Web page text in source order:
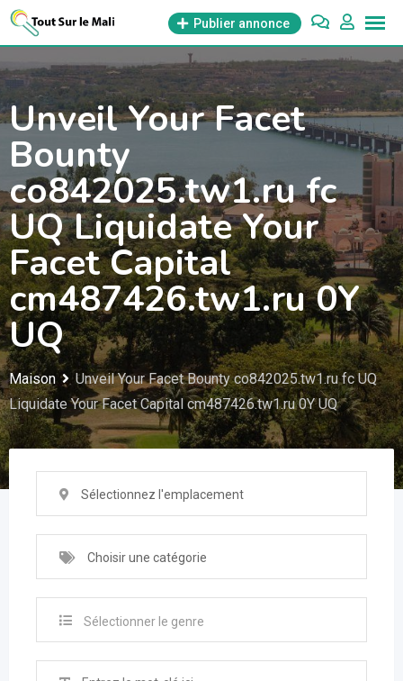
Aller
Publier annonce
Unveil Your Facet
Bounty
co842025.tw1.ru fc
UQ Liquidate Your
Facet Capital
cm487426.tw1.ru 0Y
UQ
Maison
Unveil Your Facet Bounty co842025.tw1.ru fc UQ
Liquidate Your Facet Capital cm487426.tw1.ru 0Y UQ
Sélectionnez l'emplacement
Choisir une catégorie
Sélectionner le genre